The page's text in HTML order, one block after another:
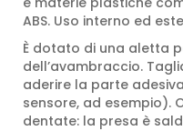
ABS. Uso interno ed
È dotato di una aletta
dell’avambraccio.
aderire la parte
sensore, ad esempio).
dentate: la presa è